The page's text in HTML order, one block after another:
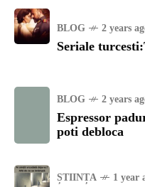
BLOG 2 years
Seriale
BLOG 2 years
Espressor
poti debloca
ȘTIINȚA 1 year